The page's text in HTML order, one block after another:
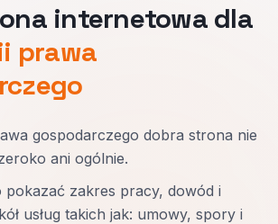
internetowa dla
prawa
gospodarczego dobra strona nie
ani ogólnie.
pokazać zakres pracy, dowód i
usług takich jak: umowy, spory i